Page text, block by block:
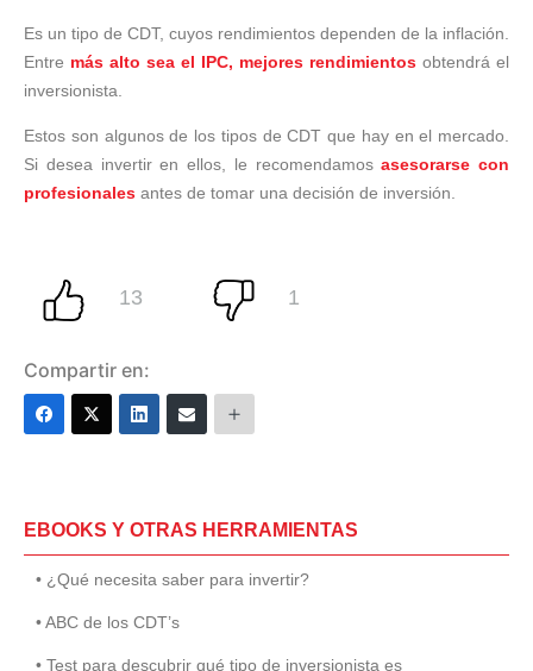
Es un tipo de CDT, cuyos rendimientos dependen de la inflación.
Entre más alto sea el IPC, mejores rendimientos obtendrá el
inversionista.
Estos son algunos de los tipos de CDT que hay en el mercado.
Si desea invertir en ellos, le recomendamosasesorarse con
profesionales antes de tomar una decisión de inversión.
Compartir en:
EBOOKS Y OTRAS HERRAMIENTAS
• ¿Qué necesita saber para invertir?
• ABC de los CDT’s
• Test para descubrir qué tipo de inversionista es